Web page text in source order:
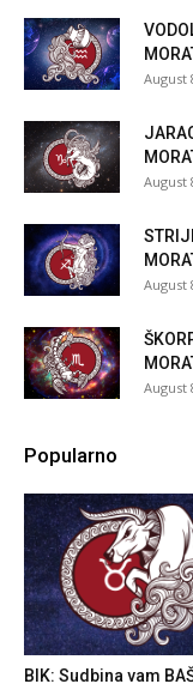
August
August
August
August
Popularno
BIK: Sudbina vam